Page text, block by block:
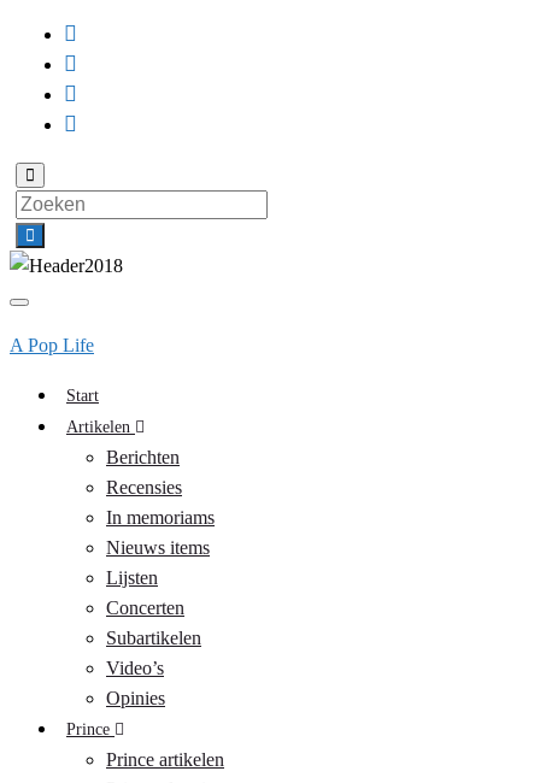
Toggle
zoekformulier
Search
for:
Toggle
A Pop Life
Start
Artikelen
Berichten
Recensies
In memoriams
Nieuws items
Lijsten
Concerten
Subartikelen
Video’s
Opinies
Prince
Prince artikelen